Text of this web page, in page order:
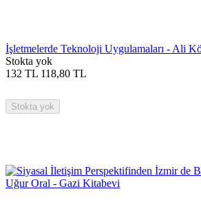
İşletmelerde Teknoloji Uygulamaları - Ali
Stokta yok
132 TL 118,80 TL
Stokta yok